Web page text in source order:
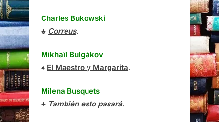
Charles Bukowski
♣ Correus.
Mikhaïl Bulgàkov
♠ El Maestro y Margarita.
Milena Busquets
♣ También esto pasará.